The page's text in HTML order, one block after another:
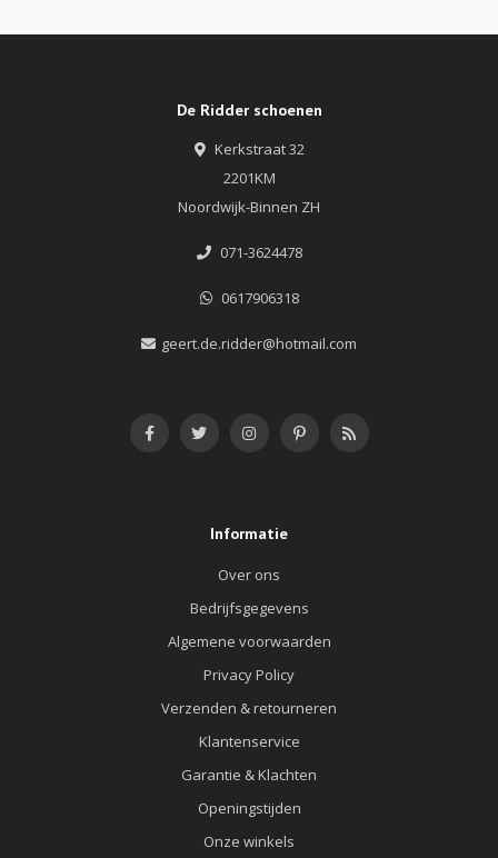
De Ridder schoenen
Kerkstraat 32
2201KM
Noordwijk-Binnen ZH
071-3624478
0617906318
geert.de.ridder@hotmail.com
Informatie
Over ons
Bedrijfsgegevens
Algemene voorwaarden
Privacy Policy
Verzenden & retourneren
Klantenservice
Garantie & Klachten
Openingstijden
Onze winkels